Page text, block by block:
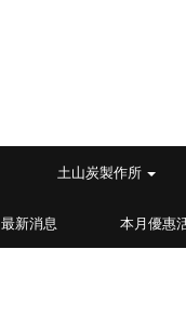
土山炭製作所
最新消息 本月優惠